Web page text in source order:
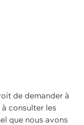
de demander à
consulter les
que nous avons